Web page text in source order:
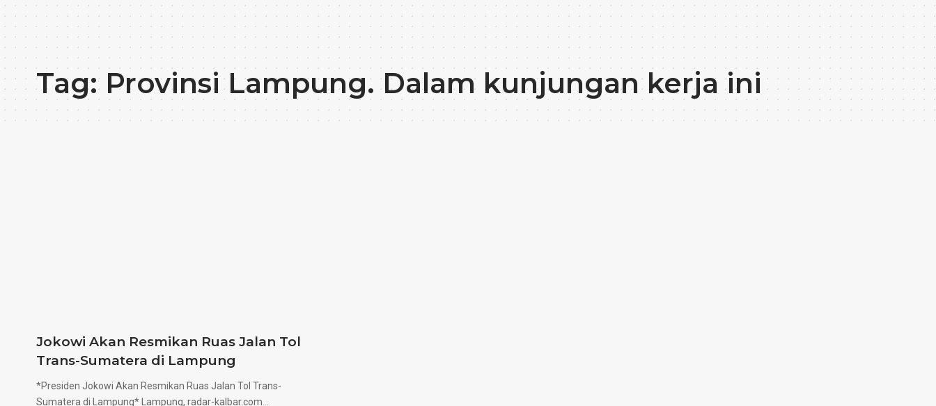
Tag: Provinsi Lampung. Dalam kunjungan kerja ini
Jokowi Akan Resmikan Ruas Jalan Tol
Trans-Sumatera di Lampung
*Presiden Jokowi Akan Resmikan Ruas Jalan Tol Trans-
Sumatera di Lampung* Lampung, radar-kalbar.com…